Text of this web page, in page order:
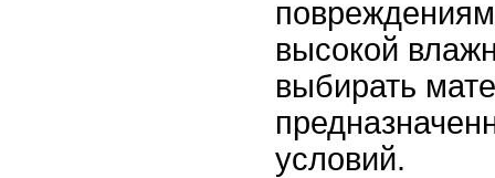
высокой
выбирать
условий.